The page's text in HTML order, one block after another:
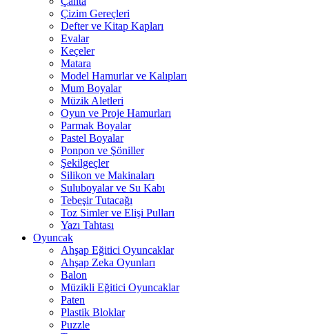
Çizim Gereçleri
Defter ve Kitap Kapları
Evalar
Keçeler
Matara
Model Hamurlar ve Kalıpları
Mum Boyalar
Müzik Aletleri
Oyun ve Proje Hamurları
Parmak Boyalar
Pastel Boyalar
Ponpon ve Şöniller
Şekilgeçler
Silikon ve Makinaları
Suluboyalar ve Su Kabı
Tebeşir Tutacağı
Toz Simler ve Elişi Pulları
Yazı Tahtası
Oyuncak
Ahşap Eğitici Oyuncaklar
Ahşap Zeka Oyunları
Balon
Müzikli Eğitici Oyuncaklar
Paten
Plastik Bloklar
Puzzle